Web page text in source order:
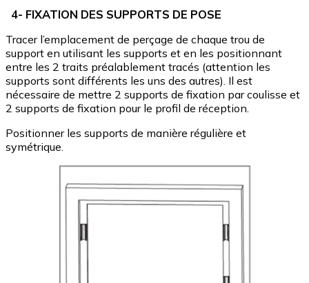
4- FIXATION DES SUPPORTS DE POSE
Tracer l’emplacement de perçage de chaque trou de
support en utilisant les supports et en les positionnant
entre les 2 traits préalablement tracés (attention les
supports sont différents les uns des autres). Il est
nécessaire de mettre 2 supports de fixation par coulisse et
2 supports de fixation pour le profil de réception.
Positionner les supports de manière régulière et
symétrique.